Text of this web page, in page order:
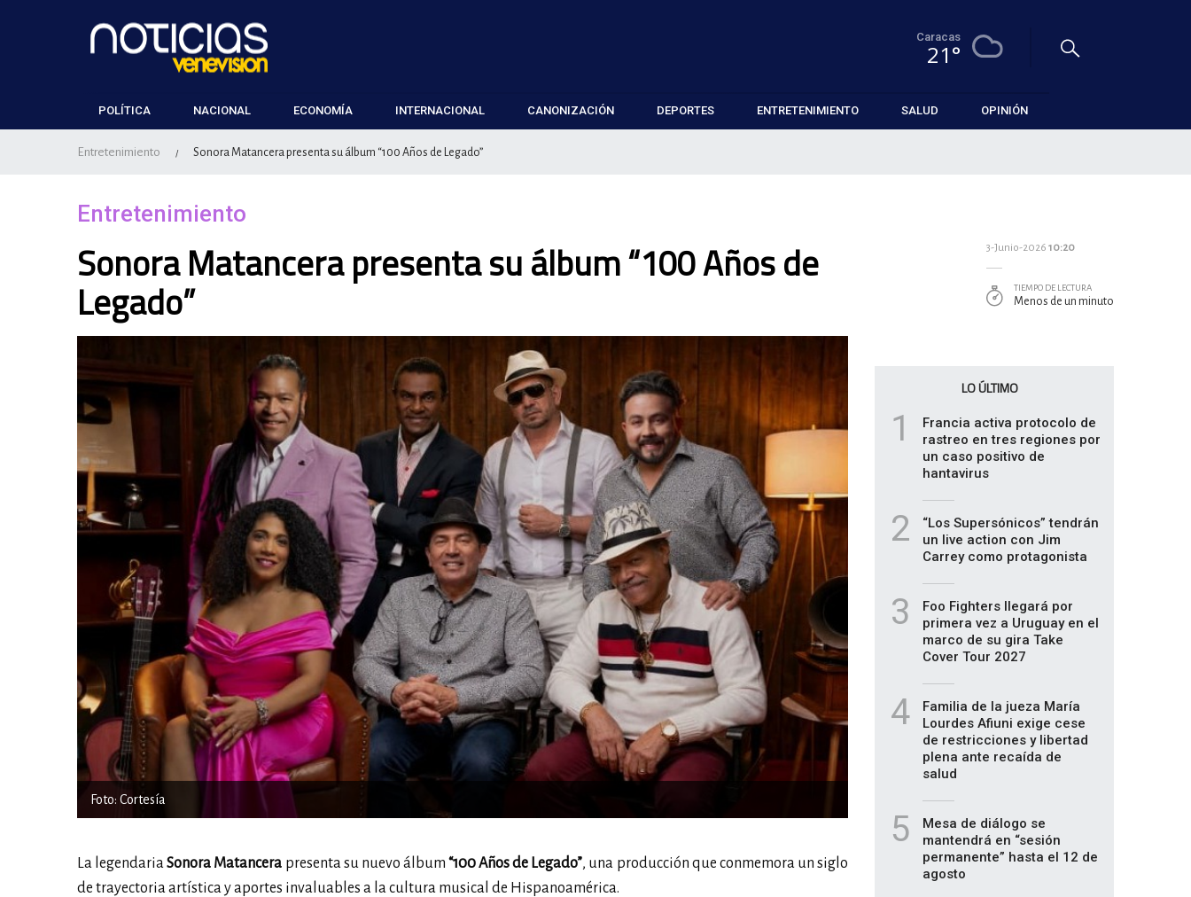
Caracas
21°
POLÍTICA NACIONAL ECONOMÍA INTERNACIONAL CANONIZACIÓN DEPORTES ENTRETENIMIENTO SALUD OPINIÓN
Entretenimiento / Sonora Matancera presenta su álbum “100 Años de Legado”
Entretenimiento
Sonora Matancera presenta su álbum “100 Años de
Legado”
Foto: Cortesía
La legendariaSonora Matancera presenta su nuevo álbum “100 Años de Legado”, una producción que conmemora un siglo
de trayectoria artística y aportes invaluables a la cultura musical de Hispanoamérica.
3-Junio-2026 10:20
TIEMPO DE LECTURA
Menos de un minuto
LO ÚLTIMO
1
Francia activa protocolo de
rastreo en tres regiones por
un caso positivo de
hantavirus
2
“Los Supersónicos” tendrán
un live action con Jim
Carrey como protagonista
3
Foo Fighters llegará por
primera vez a Uruguay en el
marco de su gira Take
Cover Tour 2027
4
Familia de la jueza María
Lourdes Afiuni exige cese
de restricciones y libertad
plena ante recaída de
salud
5
Mesa de diálogo se
mantendrá en “sesión
permanente” hasta el 12 de
agosto